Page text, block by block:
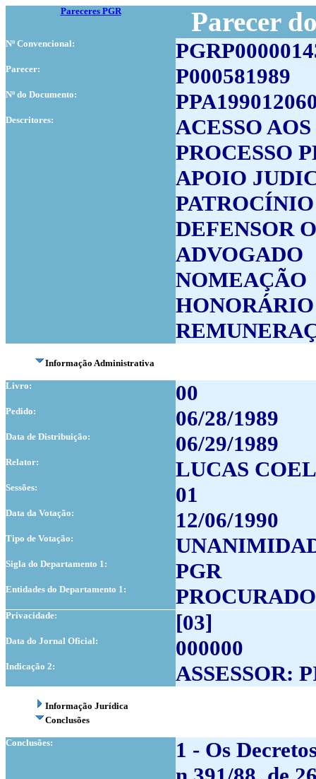
Pareceres PGR Parecer
Nº Convencional:
Parecer: P000581989
Nº do Documento:
Descritores:
ACESSO
PROCESSO
APOIO
DEFENSOR
ADVOGADO
NOMEAÇÃO
HONORÁRIO
Informação Administrativa
Livro: 00
Pedido: 06/28/1989
Data de Distribuição: 06/29/1989
Relator: LUCAS
Sessões: 01
Data da Votação: 12/06/1990
Tipo de Votação:
Sigla do Departamento 1: PGR
Entidades do Departamento 1:
Privacidade: [03]
Data do Jornal Oficial: 000000
Indicação 2: ASSESSOR:
Informação Jurídica
Conclusões
Conclusões:
1 - Os